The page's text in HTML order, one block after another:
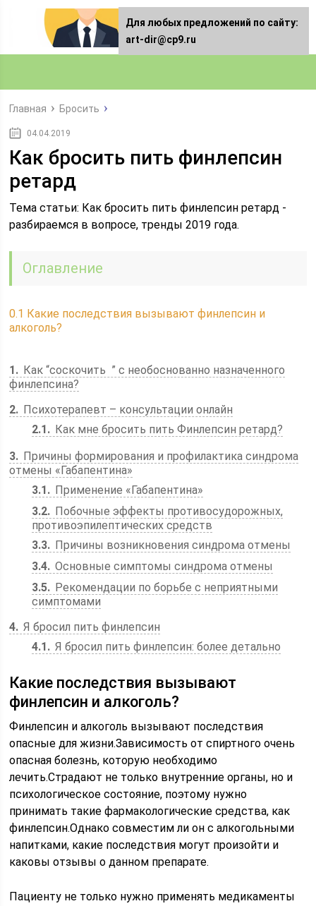
Главная Бросить
04.04.2019
Как бросить пить финлепсин
ретард
Тема статьи: Как бросить пить финлепсин ретард -
разбираемся в вопросе, тренды 2019 года.
Оглавление
0.1 Какие последствия вызывают финлепсин и
алкоголь?
1
Как “соскочить ­ ” с необоснованно назначенного
финлепсина?
2
Психотерапевт – консультации онлайн
2.1
Как мне бросить пить Финлепсин ретард?
3
Причины формирования и профилактика синдрома
отмены «Габапентина»
3.1
Применение «Габапентина»
3.2
Побочные эффекты противосудорожных,
противоэпилептических средств
3.3
Причины возникновения синдрома отмены
3.4 Основные симптомы синдрома отмены
3.5
Рекомендации по борьбе с неприятными
симптомами
4 Я бросил пить финлепсин
4.1
Я бросил пить финлепсин: более детально
Какие последствия вызывают
финлепсин и алкоголь?
Финлепсин и алкоголь вызывают последствия
опасные для жизни.Зависимость от спиртного очень
опасная болезнь, которую необходимо
лечить.Страдают не только внутренние органы, но и
психологическое состояние, поэтому нужно
принимать такие фармакологические средства, как
финлепсин.Однако совместим ли он с алкогольными
напитками, какие последствия могут произойти и
каковы отзывы о данном препарате.
Пациенту не только нужно применять медикаменты
Для любых предложений по сайту:
art-dir@cp9.ru